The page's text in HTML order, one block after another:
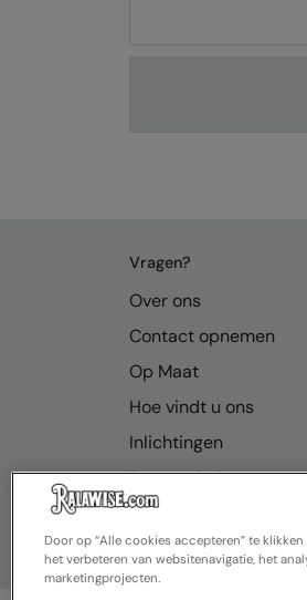
Vragen?
Over ons
Contact opnemen
Op Maat
Hoe vindt u ons
Inlichtingen
Bronnenhub
FAQ
Door op “Alle cookies accepteren” te
het verbeteren van websitenavigatie, het
marketingprojecten.